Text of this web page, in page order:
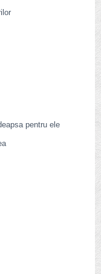
pentru ele